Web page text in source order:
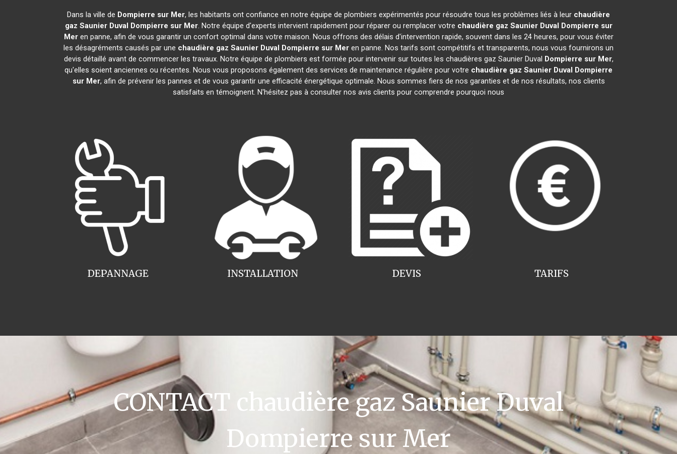
Dans la ville de Dompierre sur Mer, les habitants ont confiance en notre équipe de plombiers expérimentés pour résoudre tous les problèmes liés à leur chaudière
gaz Saunier Duval Dompierre sur Mer. Notre équipe d'experts intervient rapidement pour réparer ou remplacer votre chaudière gaz Saunier Duval Dompierre sur
Meren panne, afin de vous garantir un confort optimal dans votre maison. Nous offrons des délais d'intervention rapide, souvent dans les 24 heures, pour vous éviter
les désagréments causés par une chaudière gaz Saunier Duval Dompierre sur Mer en panne. Nos tarifs sont compétitifs et transparents, nous vous fournirons un
devis détaillé avant de commencer les travaux. Notre équipe de plombiers est formée pour intervenir sur toutes les chaudières gaz Saunier Duval Dompierre sur Mer,
qu'elles soient anciennes ou récentes. Nous vous proposons également des services de maintenance régulière pour votre chaudière gaz Saunier Duval Dompierre
sur Mer, afin de prévenir les pannes et de vous garantir une efficacité énergétique optimale. Nous sommes fiers de nos garanties et de nos résultats, nos clients
satisfaits en témoignent. N'hésitez pas à consulter nos avis clients pour comprendre pourquoi nous
INSTALLATION
DEPANNAGE TARIFS
DEVIS
CONTACT chaudière gaz Saunier Duval
Dompierre sur Mer